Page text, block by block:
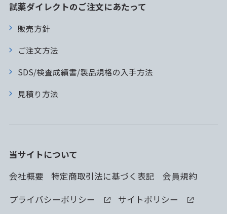
試薬ダイレクトのご注文にあたって
販売方針
ご注文方法
SDS/検査成績書/製品規格の入手方法
見積り方法
当サイトについて
会社概要
特定商取引法に基づく表記
会員規約
プライバシーポリシー
サイトポリシー